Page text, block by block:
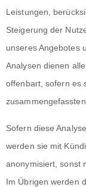
Leistungen,
Steigerung der
unseres Angebotes
Analysen dienen
offenbart, sofern es
Sofern diese
werden sie mit
anonymisiert, sonst
Im Übrigen werden